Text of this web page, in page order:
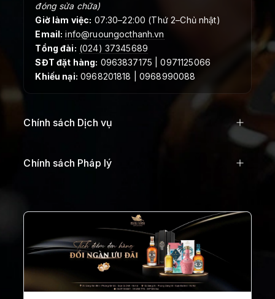
đóng sửa chữa)
Giờ làm việc: 07:30–22:00 (Thứ 2–Chủ nhật)
Email: info@ruoungocthanh.vn
Tổng đài: (024) 37345689
SĐT đặt hàng: 0963837175 | 0971125066
Khiếu nại: 0968201818 | 0968990088
Chính sách Dịch vụ
Chính sách Pháp lý